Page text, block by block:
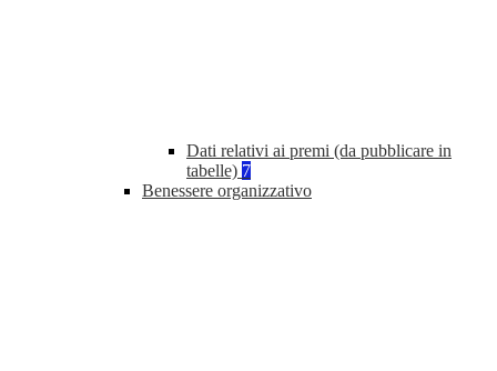
Dati relativi ai premi (da pubblicare in
tabelle) 7
Benessere organizzativo